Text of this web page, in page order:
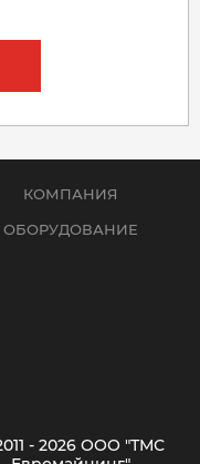
КОМПАНИЯ
ОБОРУДОВАНИЕ
- 2026 ООО "ТМС